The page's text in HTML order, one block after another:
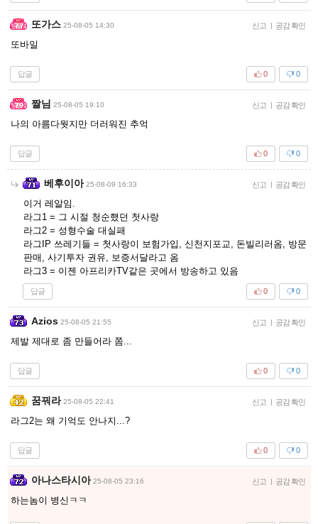
또가스 25-08-05 14:30 신고 | 공감 확인
또바일
답글 0
0
짤님 25-08-05 19:10 신고 | 공감 확인
나의 아름다웟지만 더러워진 추억
답글 0
0
베후이아 25-08-09 16:33 신고 | 공감 확인
이거 레알임.
라그1 = 그 시절 청순했던 첫사랑
라그2 = 성형수술 대실패
라그IP 쓰레기들 = 첫사랑이 보험가입, 신천지포교, 돈빌리러옴, 방문
판매, 사기투자 권유, 보증서달라고 옴
라그3 = 이젠 아프리카TV같은 곳에서 방송하고 있음
답글 0
0
Azios 25-08-05 21:55 신고 | 공감 확인
제발 제대로 좀 만들어라 쫌...
답글 0
0
꿈꿔라 25-08-05 22:41 신고 | 공감 확인
라그2는 왜 기억도 안나지...?
답글 0
0
아나스타시아 25-08-05 23:16 신고 | 공감 확인
하는놈이 병신ㅋㅋ